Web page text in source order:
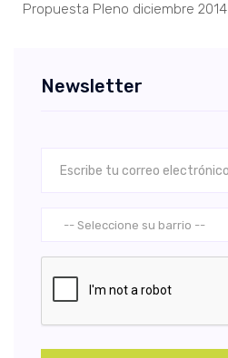
Propuesta Pleno diciembre 2014
Newsletter